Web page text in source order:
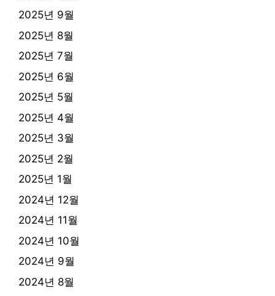
2025년 9월
2025년 8월
2025년 7월
2025년 6월
2025년 5월
2025년 4월
2025년 3월
2025년 2월
2025년 1월
2024년 12월
2024년 11월
2024년 10월
2024년 9월
2024년 8월